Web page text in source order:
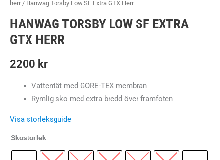
herr/ Hanwag Torsby Low SF Extra GTX Herr
HANWAG TORSBY LOW SF EXTRA
GTX HERR
2200 kr
Vattentät med GORE-TEX membran
Rymlig sko med extra bredd över framfoten
Visa storleksguide
Skostorlek